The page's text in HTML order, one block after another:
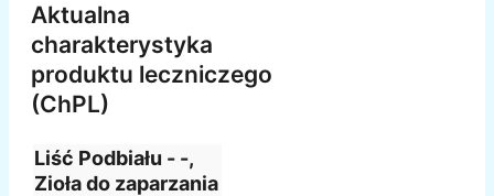
Aktualna
charakterystyka
produktu leczniczego
(ChPL)
Liść Podbiału - -,
Zioła do zaparzania